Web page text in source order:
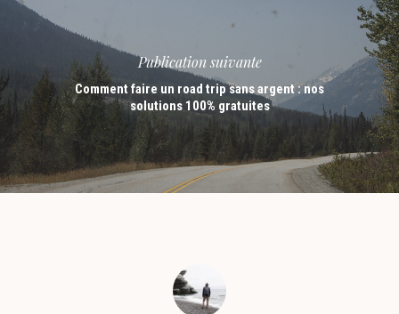
Publication suivante
Comment faire un road trip sans argent : nos
solutions 100% gratuites